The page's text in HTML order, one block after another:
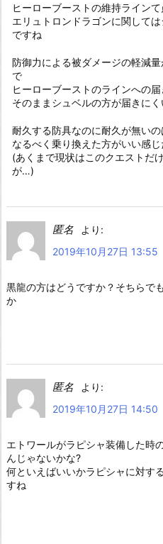
ヒーローブーストの維持ライン
エリュトロンドラゴンに関して
ですね
防御力による被ダメージの軽減
で
ヒーローブーストのラインへの
そのままシュベルの方が届きに
耐久する防具なのに耐久が無い
なるべく乗り換えた方がいい感
(あくまで現状はこのクエストだ
が…)
匿名
より:
2019年10月27日 13:55
黒龍の方はどうですか？そちらで
か
匿名
より:
2019年10月27日 14:50
エトワールがラピシャ装備した時
んじゃないかな?
何といえばいいかラピシャに対す
すね